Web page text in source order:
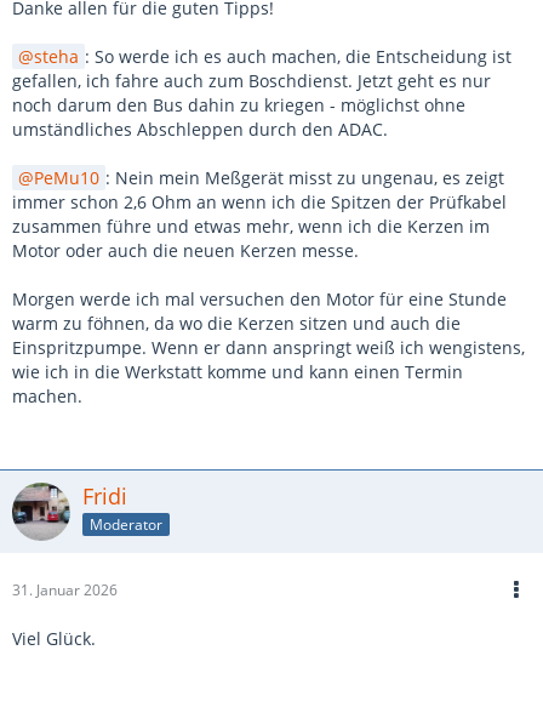
Danke allen für die guten Tipps!
steha : So werde ich es auch machen, die Entscheidung ist
gefallen, ich fahre auch zum Boschdienst. Jetzt geht es nur
noch darum den Bus dahin zu kriegen - möglichst ohne
umständliches Abschleppen durch den ADAC.
PeMu10 : Nein mein Meßgerät misst zu ungenau, es zeigt
immer schon 2,6 Ohm an wenn ich die Spitzen der Prüfkabel
zusammen führe und etwas mehr, wenn ich die Kerzen im
Motor oder auch die neuen Kerzen messe.
Morgen werde ich mal versuchen den Motor für eine Stunde
warm zu föhnen, da wo die Kerzen sitzen und auch die
Einspritzpumpe. Wenn er dann anspringt weiß ich wengistens,
wie ich in die Werkstatt komme und kann einen Termin
machen.
Fridi
Moderator
31. Januar 2026
Viel Glück.